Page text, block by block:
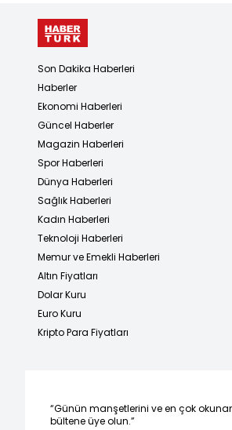
Son Dakika Haberleri
Haberler
Ekonomi Haberleri
Güncel Haberler
Magazin Haberleri
Spor Haberleri
Dünya Haberleri
Sağlık Haberleri
Kadın Haberleri
Teknoloji Haberleri
Memur ve Emekli Haberleri
Altın Fiyatları
Dolar Kuru
Euro Kuru
Kripto Para Fiyatları
“Günün manşetlerini ve en çok
bültene üye olun.”